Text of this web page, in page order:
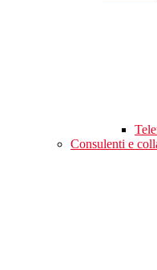
Consulenti e